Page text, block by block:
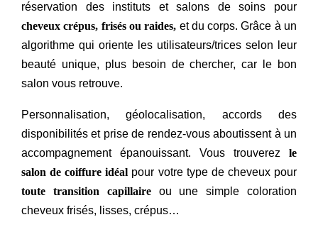
réservation des instituts et salons de soins pour
cheveux crépus, frisés ou raides, et du corps. Grâce à un
algorithme qui oriente les utilisateurs/trices selon leur
beauté unique, plus besoin de chercher, car le bon
salon vous retrouve.
Personnalisation, géolocalisation, accords des
disponibilités et prise de rendez-vous aboutissent à un
accompagnement épanouissant. Vous trouverez le
salon de coiffure idéal pour votre type de cheveux pour
toute transition capillaireou une simple coloration
cheveux frisés, lisses, crépus…